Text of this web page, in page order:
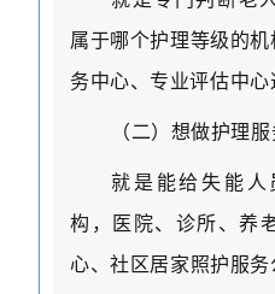
属于哪个护理等级的
务中心、专业评估中心
（二）想做护理
就是能给失能人
构，医院、诊所、养
心、社区居家照护服